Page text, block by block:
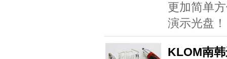
更加简单
演示光盘
KLOM南